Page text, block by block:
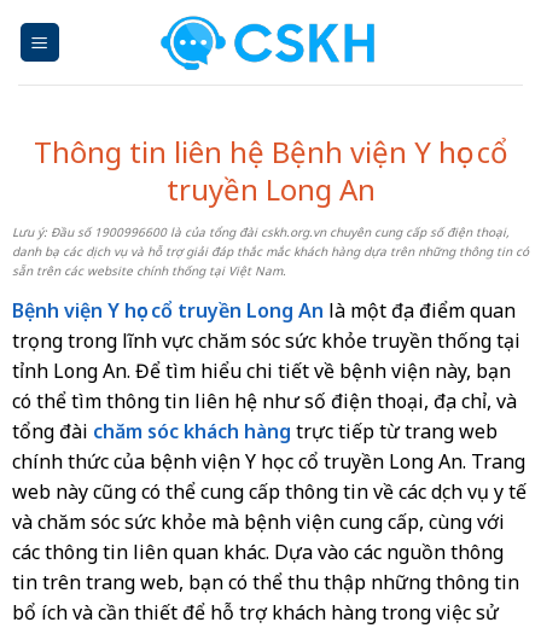
Thông tin liên hệ Bệnh viện Y học cổ
truyền Long An
Lưu ý: Đầu số 1900996600 là của tổng đài cskh.org.vn chuyên cung cấp số điện thoại,
danh bạ các dịch vụ và hỗ trợ giải đáp thắc mắc khách hàng dựa trên những thông tin có
sẵn trên các website chính thống tại Việt Nam.
Bệnh viện Y học cổ truyền Long An là một địa điểm quan
trọng trong lĩnh vực chăm sóc sức khỏe truyền thống tại
tỉnh Long An. Để tìm hiểu chi tiết về bệnh viện này, bạn
có thể tìm thông tin liên hệ như số điện thoại, địa chỉ, và
tổng đài chăm sóc khách hàng trực tiếp từ trang web
chính thức của bệnh viện Y học cổ truyền Long An. Trang
web này cũng có thể cung cấp thông tin về các dịch vụ y tế
và chăm sóc sức khỏe mà bệnh viện cung cấp, cùng với
các thông tin liên quan khác. Dựa vào các nguồn thông
tin trên trang web, bạn có thể thu thập những thông tin
bổ ích và cần thiết để hỗ trợ khách hàng trong việc sử